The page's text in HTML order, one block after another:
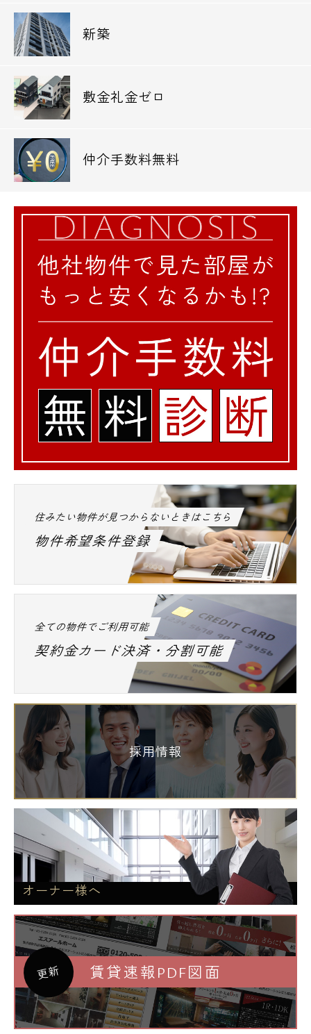
新築
敷金礼金ゼロ
仲介手数料無料
住みたい物件が見つからないときはこちら
物件希望条件登録
全ての物件でご利用可能
契約金カード決済・分割可能
採用情報
オーナー様へ
更新 賃貸速報PDF図面